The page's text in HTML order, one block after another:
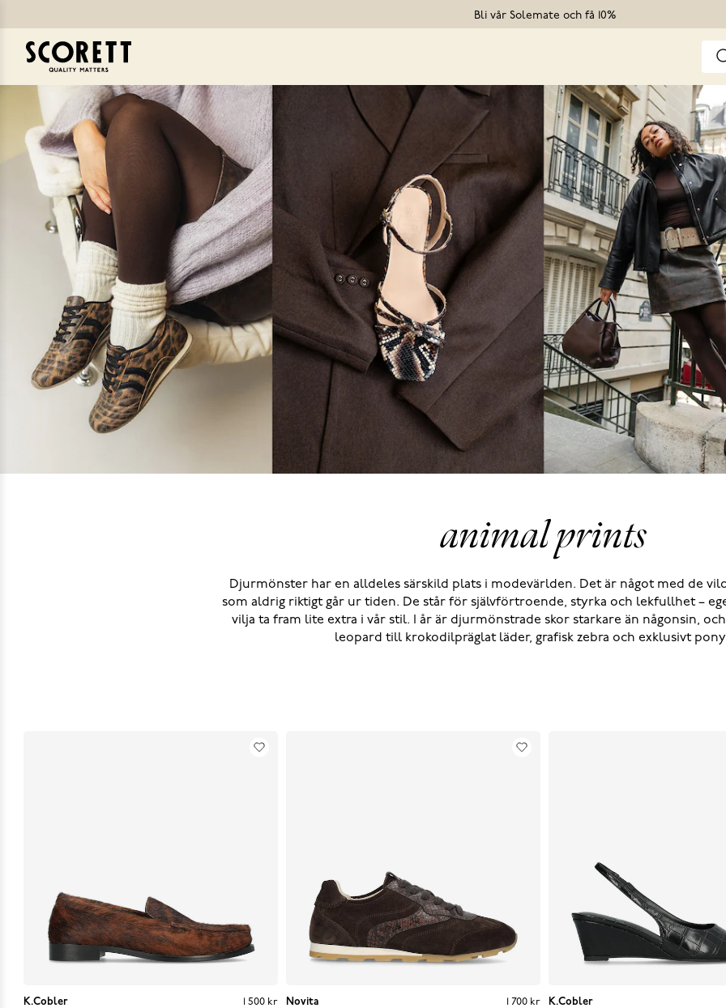
Bli vår Solemate och få 10%
animal prints
Djurmönster har en alldeles särskild plats i modevärlden. Det är något med de
som aldrig riktigt går ur tiden. De står för självförtroende, styrka och lekfullhet –
vilja ta fram lite extra i vår stil. I år är djurmönstrade skor starkare än någonsin,
leopard till krokodilpräglat läder, grafisk zebra och exklusivt
K.Cobler
1 500 kr
1 500 kr
Novita
1 700 kr
1 700 kr
K.Cobler